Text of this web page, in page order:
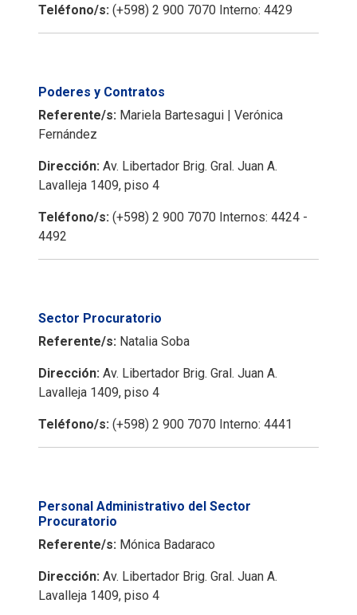
Teléfono/s: (+598) 2 900 7070 Interno: 4429
Poderes y Contratos
Referente/s: Mariela Bartesagui | Verónica
Fernández
Dirección: Av. Libertador Brig. Gral. Juan A.
Lavalleja 1409, piso 4
Teléfono/s: (+598) 2 900 7070 Internos: 4424 -
4492
Sector Procuratorio
Referente/s: Natalia Soba
Dirección: Av. Libertador Brig. Gral. Juan A.
Lavalleja 1409, piso 4
Teléfono/s: (+598) 2 900 7070 Interno: 4441
Personal Administrativo del Sector
Procuratorio
Referente/s: Mónica Badaraco
Dirección: Av. Libertador Brig. Gral. Juan A.
Lavalleja 1409, piso 4